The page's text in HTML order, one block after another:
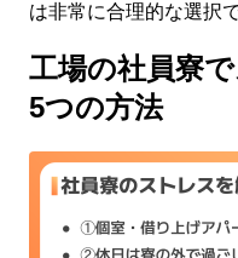
は非常に合理的な選択で
工場の社員寮
5つの方法